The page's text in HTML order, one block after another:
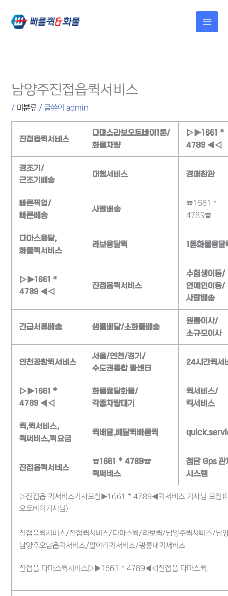
건너뛰기
남양주진접읍퀵서비스
/ 미분류 / 글쓴이admin
진접읍퀵서비스
다마스라보오토바이1톤/
화물차량
▷▶1661 *
4789 ◀◁
경조기/
근조기배송
대행서비스 경매참관
빠른픽업/
빠른배송
사람배송
☎1661 *
4789☎
다마스용달,
화물퀵서비스
라보용달퀵 1톤화물용달
▷▶1661 *
4789 ◀◁
진접읍퀵서비스
수험생이동/
연예인이동/
사람배송
긴급서류베송 샘플배달/소화물배송
원룸이사/
소규모이사
인천공항퀵서비스
서울/인천/경기/
수도권통합 콜센터
24시간퀵서
▷▶1661 *
4789 ◀◁
화물용달화물/
각종차량대기
퀵서비스/
킥서비스
퀵,퀵서비스,
퀵써비스,퀵요금
퀵배달,배달퀵빠른퀵
진접읍퀵서비스
☎1661 * 4789☎
퀵써비스
첨단 Gps 관
시스템
▷진접읍 퀵서비스기사모집▶1661 * 4789◀퀵서비스 기사님 모집(
오토바이기사님)
진접읍퀵서비스/진접퀵서비스/다마스퀵/라보퀵/남양주퀵서비스/남
남양주오남읍퀵서비스/팔야리퀵서비스/광릉내퀵서비스
진접읍 다마스퀵서비스▷▶1661 * 4789◀◁진접읍 다마스퀵,